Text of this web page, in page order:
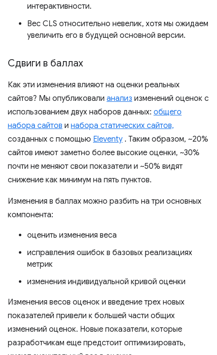
интерактивности.
Вес CLS относительно невелик, хотя мы ожидаем
увеличить его в будущей основной версии.
Сдвиги в баллах
Как эти изменения влияют на оценки реальных
сайтов? Мы опубликовали анализ изменений оценок с
использованием двух наборов данных: общего
набора сайтов и набора статических сайтов,
созданных с помощью Eleventy . Таким образом, ~20%
сайтов имеют заметно более высокие оценки, ~30%
почти не меняют свои показатели и ~50% видят
снижение как минимум на пять пунктов.
Изменения в баллах можно разбить на три основных
компонента:
оценить изменения веса
исправления ошибок в базовых реализациях
метрик
изменения индивидуальной кривой оценки
Изменения весов оценок и введение трех новых
показателей привели к большей части общих
изменений оценок. Новые показатели, которые
разработчикам еще предстоит оптимизировать,